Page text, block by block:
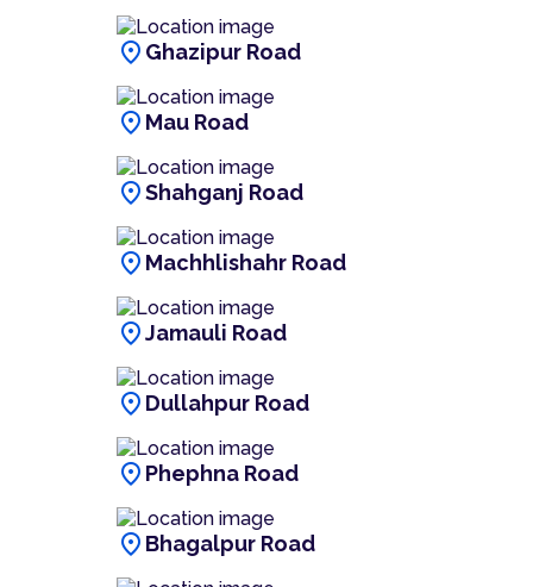
location_on Ghazipur Road
location_on Mau Road
location_onShahganj Road
location_on Machhlishahr Road
location_onJamauli Road
location_on Dullahpur Road
location_on Phephna Road
location_on Bhagalpur Road